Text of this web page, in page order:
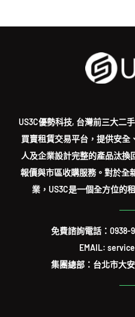
US3C優勢科技, 台灣前三大
買賣租賃交易平台，提供安全
人及企業設計完整的產品汰換
報價與市區收購服務。對於全
業，US3C是一個全方位的
免費諮詢電話： 0938-
EMAIL:
集團總部：台北市大